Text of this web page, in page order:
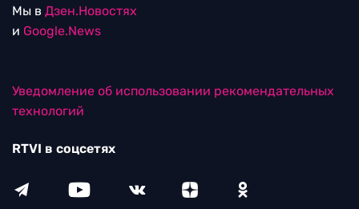
Мы в Дзен.Новостях
и Google.News
Уведомление об использовании рекомендательных
технологий
RTVI в соцсетях